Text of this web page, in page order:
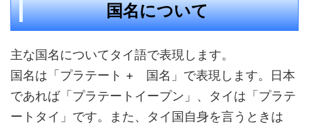
国名について
主な国名についてタイ語で表現します。
国名は「プラテート + 国名」で表現します。日本
であれば「プラテートイープン」、タイは「プラテ
ートタイ」です。また、タイ国自身を言うときは